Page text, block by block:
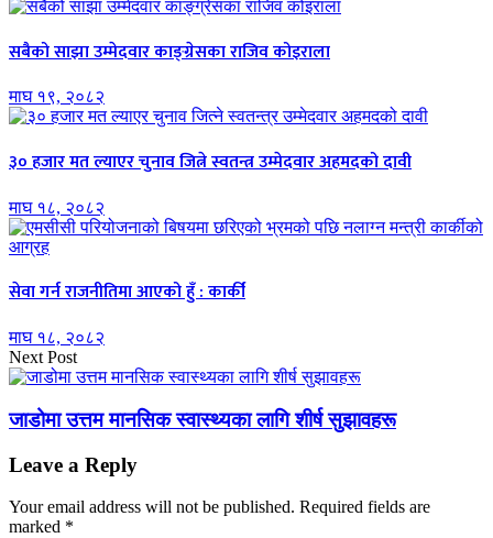
सबैको साझा उम्मेदवार काङ्ग्रेसका राजिव कोइराला
माघ १९, २०८२
३० हजार मत ल्याएर चुनाव जित्ने स्वतन्त्र उम्मेदवार अहमदको दावी
माघ १८, २०८२
सेवा गर्न राजनीतिमा आएको हुँ : कार्की
माघ १८, २०८२
Next Post
जाडोमा उत्तम मानसिक स्वास्थ्यका लागि शीर्ष सुझावहरू
Leave a Reply
Your email address will not be published. Required fields are
marked *